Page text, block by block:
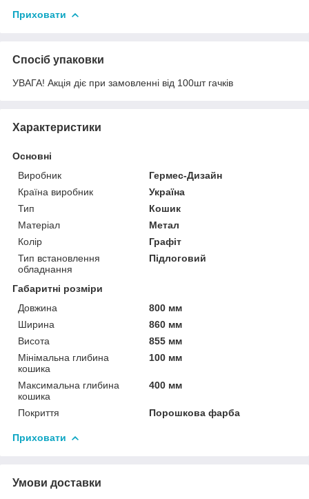
Приховати
Спосіб упаковки
УВАГА! Акція діє при замовленні від 100шт гачків
Характеристики
Основні
Виробник
Гермес-Дизайн
Країна виробник
Україна
Тип
Кошик
Матеріал
Метал
Колір
Графіт
Тип встановлення
обладнання
Підлоговий
Габаритні розміри
Довжина
800 мм
Ширина
860 мм
Висота
855 мм
Мінімальна глибина
кошика
100 мм
Максимальна глибина
кошика
400 мм
Покриття Порошкова фарба
Приховати
Умови доставки